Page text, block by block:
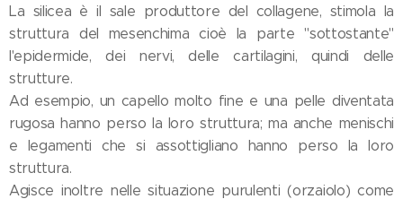
La silicea è il sale produttore del collagene, stimola la
struttura del mesenchima cioè la parte "sottostante"
l'epidermide, dei nervi, delle cartilagini, quindi delle
strutture.
Ad esempio, un capello molto fine e una pelle diventata
rugosa hanno perso la loro struttura; ma anche menischi
e legamenti che si assottigliano hanno perso la loro
struttura.
Agisce inoltre nelle situazione purulenti (orzaiolo) come